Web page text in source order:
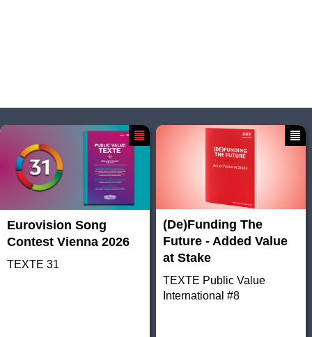
Eurovision Song
Contest Vienna 2026
TEXTE 31
(De)Funding The
Future - Added Value
at Stake
TEXTE Public Value
International #8